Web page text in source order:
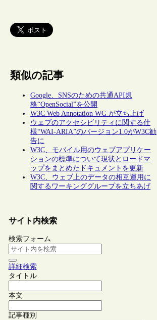
類似の記事
Google、SNSのための共通API規
格“OpenSocial”を公開
W3C Web Annotation WG が立ち上げ
ウェブのアクセシビリティに関する仕
様“WAI-ARIA”のバージョン1.0がW3C勧
告に
W3C、モバイル用のウェブアプリケー
ションの標準について現状とロードマ
ップをまとめたドキュメントを更新
W3C、ウェブ上のデータの相互運用に
関するワーキンググループを立ちあげ
サイト内検索
検索フォーム
詳細検索
タイトル
本文
記事種別